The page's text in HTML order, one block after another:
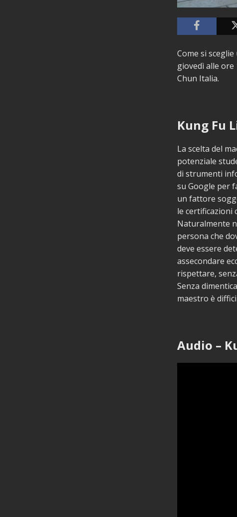
Come si
giovedì alle ore
Chun Italia.
Kung Fu
La scelta del
potenziale
di strumenti
su Google per
un fattore
le certificazioni
Naturalmente
persona che
deve essere
assecondare
rispettare,
Senza
maestro è
Audio –